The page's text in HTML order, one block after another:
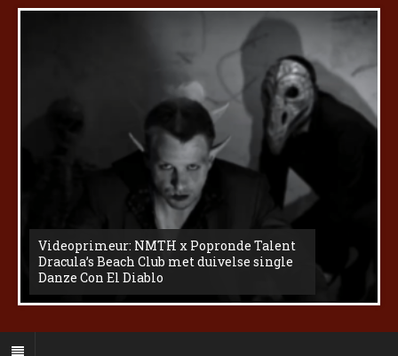
Videoprimeur: NMTH x Popronde Talent
Dracula’s Beach Club met duivelse single
Danze Con El Diablo